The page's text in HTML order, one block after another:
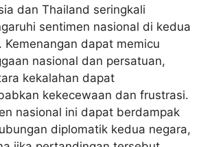
dan Thailand seringkali
sentimen nasional di kedua
Kemenangan dapat memicu
nasional dan persatuan,
kekalahan dapat
kekecewaan dan frustrasi.
nasional ini dapat berdampak
diplomatik kedua negara,